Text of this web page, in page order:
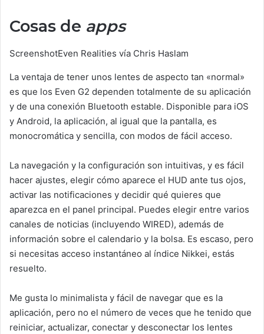
Cosas de apps
ScreenshotEven Realities vía Chris Haslam
La ventaja de tener unos lentes de aspecto tan «normal»
es que los Even G2 dependen totalmente de su aplicación
y de una conexión Bluetooth estable. Disponible para iOS
y Android, la aplicación, al igual que la pantalla, es
monocromática y sencilla, con modos de fácil acceso.
La navegación y la configuración son intuitivas, y es fácil
hacer ajustes, elegir cómo aparece el HUD ante tus ojos,
activar las notificaciones y decidir qué quieres que
aparezca en el panel principal. Puedes elegir entre varios
canales de noticias (incluyendo WIRED), además de
información sobre el calendario y la bolsa. Es escaso, pero
si necesitas acceso instantáneo al índice Nikkei, estás
resuelto.
Me gusta lo minimalista y fácil de navegar que es la
aplicación, pero no el número de veces que he tenido que
reiniciar, actualizar, conectar y desconectar los lentes